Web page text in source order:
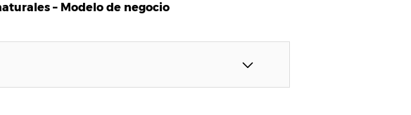
– Modelo de negocio